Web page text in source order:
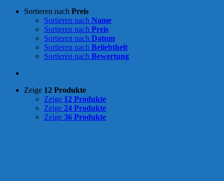
Sortieren nach Preis
Sortieren nach Name
Sortieren nach Preis
Sortieren nach Datum
Sortieren nach Beliebtheit
Sortieren nach Bewertung
Zeige 12 Produkte
Zeige 12 Produkte
Zeige 24 Produkte
Zeige 36 Produkte